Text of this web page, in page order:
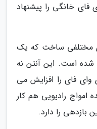
فای خانگی را پیشنهاد
مختلفی ساخت که یک
شده است. این آنتن نه
وای فای را افزایش می
رادیویی هم کار
بازدهی را دارد.